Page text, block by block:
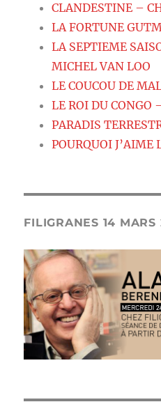
CLANDESTINE –
LA FORTUNE
LA SEPTIEME
MICHEL VAN LOO
LE COUCOU DE
LE ROI DU CONGO
PARADIS
POURQUOI J’AIME
FILIGRANES 14 MARS